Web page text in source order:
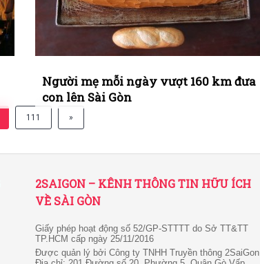
Người mẹ mỗi ngày vượt 160 km đưa
con lên Sài Gòn
111 »
2SAIGON – KÊNH THÔNG TIN HỮU ÍCH
VỀ SÀI GÒN
Giấy phép hoạt động số 52/GP-STTTT do Sở TT&TT
TP.HCM cấp ngày 25/11/2016
Được quản lý bởi Công ty TNHH Truyền thông 2SaiGon